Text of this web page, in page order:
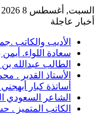
السبت, أغسطس 8 2026
أخبار عاجلة
الأديب والكاتب
سعادة اللواء.
الطالب عبدالله بن
الأستاذ القدير .
أساتذة كبار
الشاعر السعودي
الكاتب المتميز .